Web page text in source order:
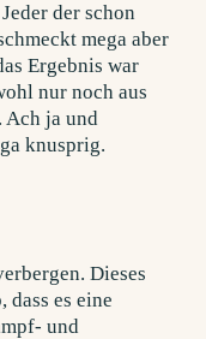
der schon
mega aber
Ergebnis war
nur noch aus
Ach ja und
knusprig.
Dieses
es eine
und